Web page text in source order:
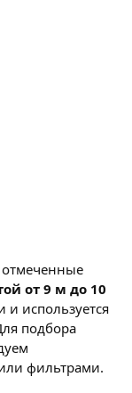
отмеченные
от 9 м до 10
и используется
подбора
фильтрами.